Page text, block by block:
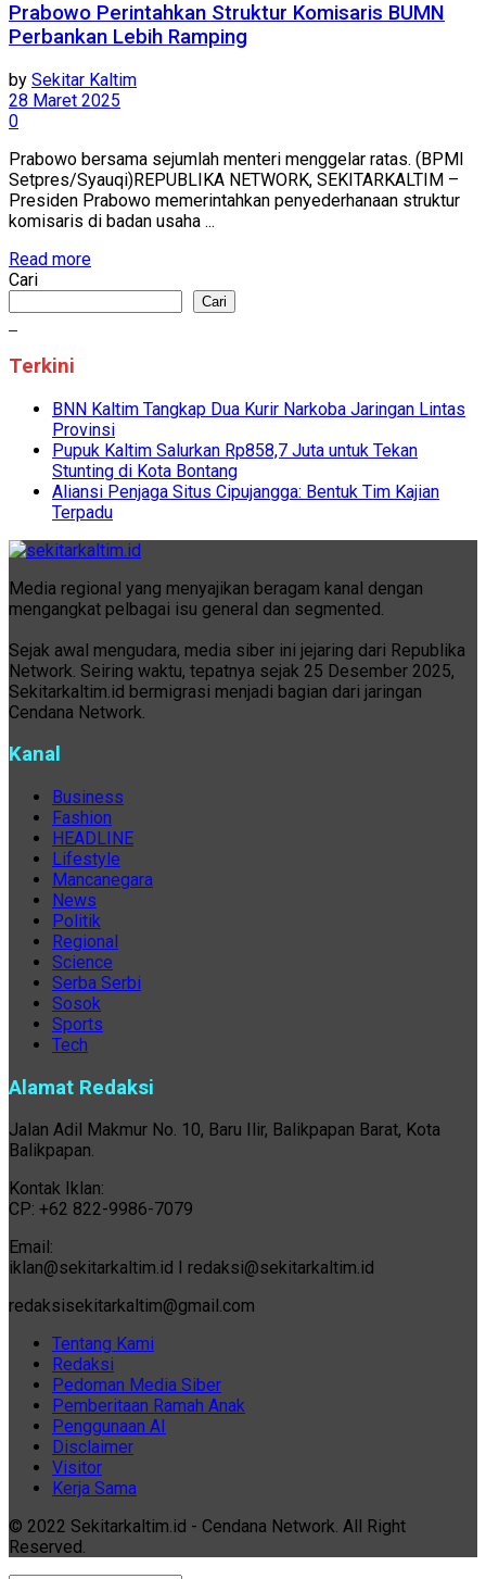
Prabowo Perintahkan Struktur Komisaris BUMN
Perbankan Lebih Ramping
by Sekitar Kaltim
28 Maret 2025
0
Prabowo bersama sejumlah menteri menggelar ratas. (BPMI
Setpres/Syauqi)REPUBLIKA NETWORK, SEKITARKALTIM –
Presiden Prabowo memerintahkan penyederhanaan struktur
komisaris di badan usaha ...
Read more
Cari
Cari
Terkini
BNN Kaltim Tangkap Dua Kurir Narkoba Jaringan Lintas
Provinsi
Pupuk Kaltim Salurkan Rp858,7 Juta untuk Tekan
Stunting di Kota Bontang
Aliansi Penjaga Situs Cipujangga: Bentuk Tim Kajian
Terpadu
Media regional yang menyajikan beragam kanal dengan
mengangkat pelbagai isu general dan segmented.
Sejak awal mengudara, media siber ini jejaring dari Republika
Network. Seiring waktu, tepatnya sejak 25 Desember 2025,
Sekitarkaltim.id bermigrasi menjadi bagian dari jaringan
Cendana Network.
Kanal
Business
Fashion
HEADLINE
Lifestyle
Mancanegara
News
Politik
Regional
Science
Serba Serbi
Sosok
Sports
Tech
Alamat Redaksi
Jalan Adil Makmur No. 10, Baru Ilir, Balikpapan Barat, Kota
Balikpapan.
Kontak Iklan:
CP: +62 822-9986-7079
Email:
iklan@sekitarkaltim.id I redaksi@sekitarkaltim.id
redaksisekitarkaltim@gmail.com
Tentang Kami
Redaksi
Pedoman Media Siber
Pemberitaan Ramah Anak
Penggunaan AI
Disclaimer
Visitor
Kerja Sama
© 2022 Sekitarkaltim.id - Cendana Network. All Right
Reserved.